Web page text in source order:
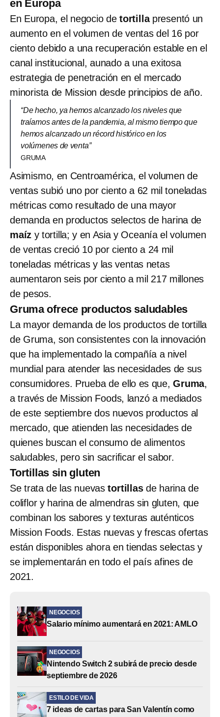
en Europa
En Europa, el negocio de tortilla presentó un
aumento en el volumen de ventas del 16 por
ciento debido a una recuperación estable en el
canal institucional, aunado a una exitosa
estrategia de penetración en el mercado
minorista de Mission desde principios de año.
“De hecho, ya hemos alcanzado los niveles que
traíamos antes de la pandemia, al mismo tiempo que
hemos alcanzado un récord histórico en los
volúmenes de venta”
GRUMA
Asimismo, en Centroamérica, el volumen de
ventas subió uno por ciento a 62 mil toneladas
métricas como resultado de una mayor
demanda en productos selectos de harina de
maíz y tortilla; y en Asia y Oceanía el volumen
de ventas creció 10 por ciento a 24 mil
toneladas métricas y las ventas netas
aumentaron seis por ciento a mil 217 millones
de pesos.
Gruma ofrece productos saludables
La mayor demanda de los productos de tortilla
de Gruma, son consistentes con la innovación
que ha implementado la compañía a nivel
mundial para atender las necesidades de sus
consumidores. Prueba de ello es que,Gruma,
a través de Mission Foods, lanzó a mediados
de este septiembre dos nuevos productos al
mercado, que atienden las necesidades de
quienes buscan el consumo de alimentos
saludables, pero sin sacrificar el sabor.
Tortillas sin gluten
Se trata de las nuevastortillasde harina de
coliflor y harina de almendras sin gluten, que
combinan los sabores y texturas auténticos
Mission Foods. Estas nuevas y frescas ofertas
están disponibles ahora en tiendas selectas y
se implementarán en todo el país afines de
2021.
NEGOCIOS
Salario mínimo aumentará en 2021: AMLO
NEGOCIOS
Nintendo Switch 2 subirá de precio desde
septiembre de 2026
ESTILO DE VIDA
7 ideas de cartas para San Valentín como